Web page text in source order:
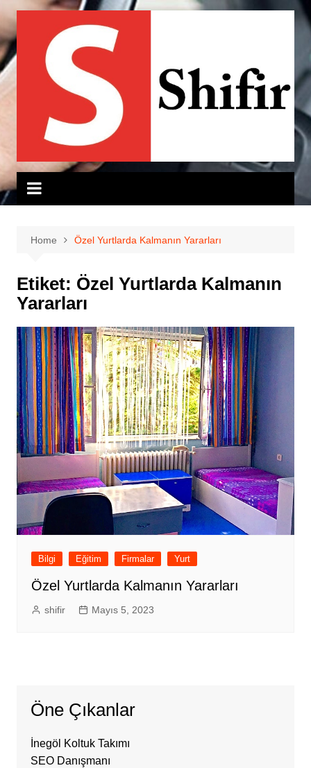
Skip
to
content
Home Özel Yurtlarda Kalmanın Yararları
Etiket: Özel Yurtlarda Kalmanın
Yararları
Bilgi Eğitim Firmalar Yurt
Özel Yurtlarda Kalmanın Yararları
shifir Mayıs 5, 2023
Öne Çıkanlar
İnegöl Koltuk Takımı
SEO Danışmanı